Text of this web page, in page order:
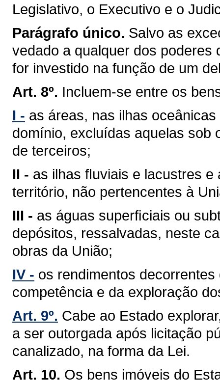
Legislativo, o Executivo e o
Parágrafo único. Salvo as
vedado a qualquer dos poderes
for investido na função de um
Art. 8º. Incluem-se entre os
I - as áreas, nas ilhas
domínio, excluídas aquelas sob
de terceiros;
II - as ilhas ﬂuviais e lacustres
território, não pertencentes à
III - as águas superﬁciais ou
depósitos, ressalvadas, neste
obras da União;
IV - os rendimentos
competência e da exploração
Art. 9º. Cabe ao Estado
a ser outorgada após licitação
canalizado, na forma da Lei.
Art. 10. Os bens imóveis do